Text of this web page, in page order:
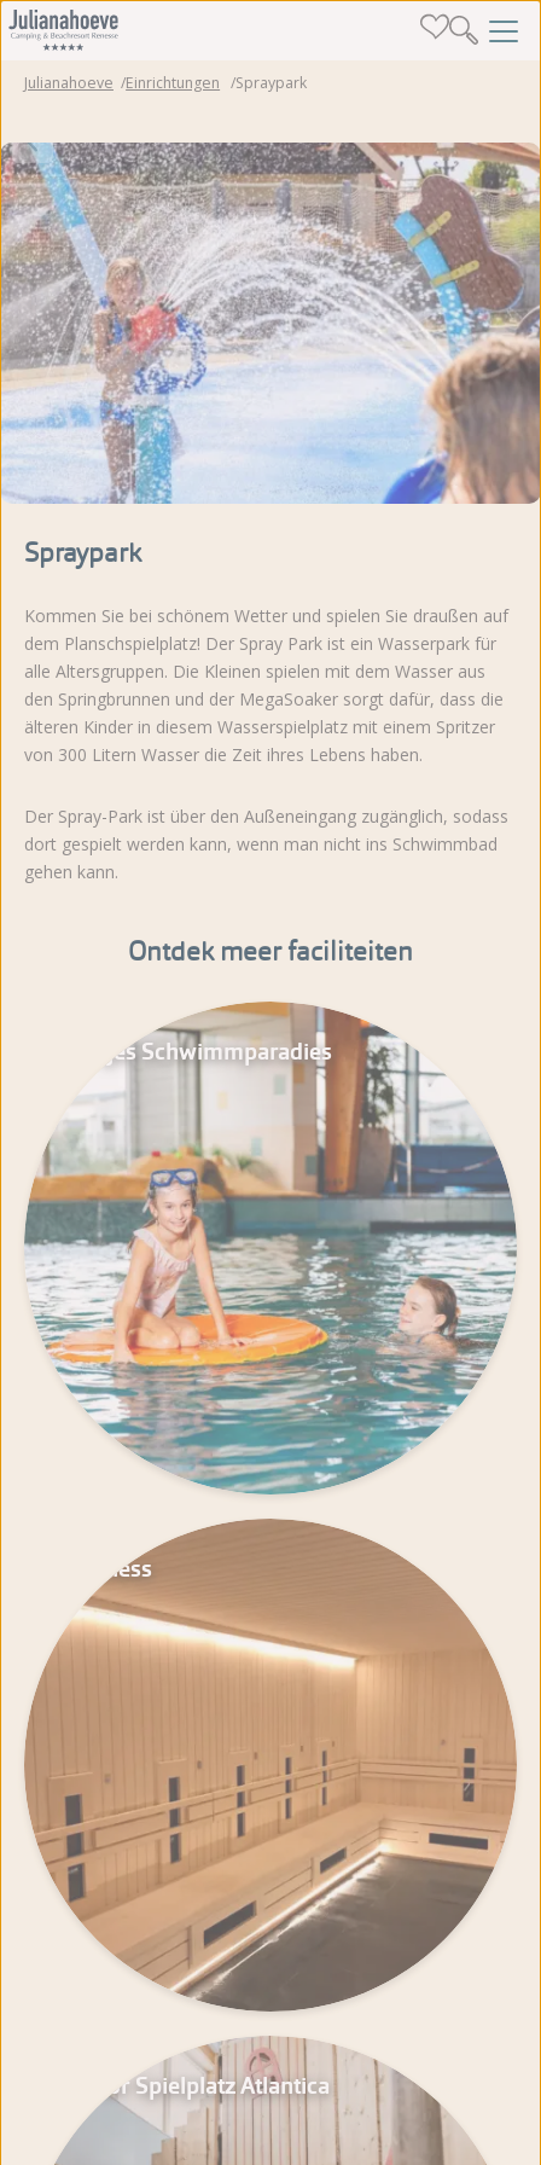
Julianahoeve Einrichtungen Spraypark
Spraypark
Kommen Sie bei schönem Wetter und spielen Sie draußen auf
dem Planschspielplatz! Der Spray Park ist ein Wasserpark für
alle Altersgruppen. Die Kleinen spielen mit dem Wasser aus
den Springbrunnen und der MegaSoaker sorgt dafür, dass die
älteren Kinder in diesem Wasserspielplatz mit einem Spritzer
von 300 Litern Wasser die Zeit ihres Lebens haben.
Der Spray-Park ist über den Außeneingang zugänglich, sodass
dort gespielt werden kann, wenn man nicht ins Schwimmbad
gehen kann.
Ontdek meer faciliteiten
Juultjes Schwimmparadies
Wellness
Indoor Spielplatz Atlantica